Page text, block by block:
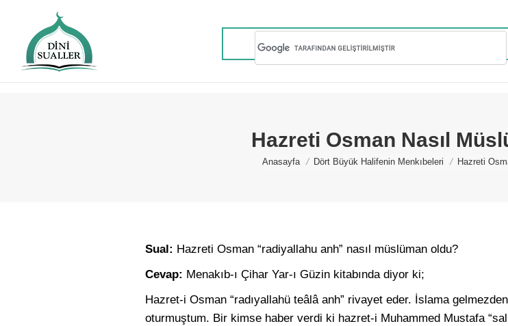
Hazreti Osman Nasıl
You are here:
Anasayfa Dört Büyük Halifenin Menkıbeleri Hazreti
Sual: Hazreti Osman “radiyallahu anh” nasıl müslüman oldu?
Cevap: Menakıb-ı Çihar Yar-ı Güzin kitabında diyor ki;
Hazret-i Osman “radıyallahü teâlâ anh” rivayet eder. İslama
oturmuştum. Bir kimse haber verdi ki hazret-i Muhammed Mustafa